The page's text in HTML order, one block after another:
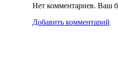
Нет комментариев. Ваш
Добавить комментарий